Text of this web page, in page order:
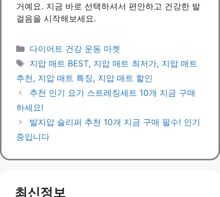
거예요. 지금 바로 선택하셔서 편안하고 건강한 발
걸음을 시작해보세요.
Categories
다이어트 건강 운동 마켓
Tags
지압 매트 BEST, 지압 매트 최저가, 지압 매트
추천, 지압 매트 특징, 지압 매트 할인
추천 인기 요가 스트레칭세트 10개 지금 구매
하세요!
발지압 슬리퍼 추천 10개 지금 구매 필수! 인기
중입니다
최신정보